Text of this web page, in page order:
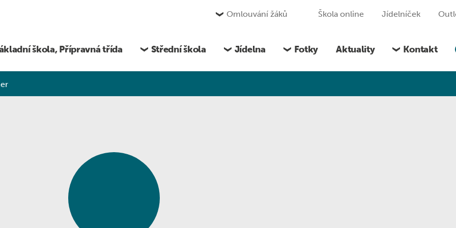
GDPR, Oznamovatel
Veřejné zakázky
Žáci s PAS a jiným ZP
Dopravní výchova
Školní projekty
škola, Přípravná třída
Třídy, předměty, učební pomůcky
Školní družina
Fotogalerie ZŠ
Střední škola Jídelna Fotky Aktuality Kontakt
Omlouvání žáků Škola online Jídelníček